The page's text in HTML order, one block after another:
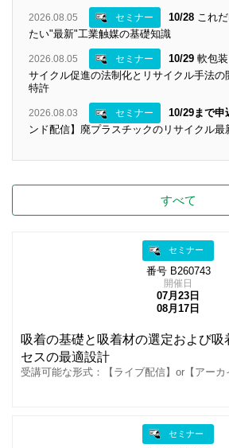
2026.08.05 セミナー 10/28これだ
たい"最新"工業触媒の基礎知識
2026.08.05 セミナー 10/29軟包装
サイクル促進の法制化とリサイクル手法の
特許
2026.08.03 セミナー 10/29まで申
ンド配信】廃プラスチックのリサイクル最
すべて
セミナー
番号 B260743
開催日
07月23日
08月17日
吸着の基礎と吸着材の選定および吸
セスの最適設計
受講可能な形式：【ライブ配信】or【アー
セミナー